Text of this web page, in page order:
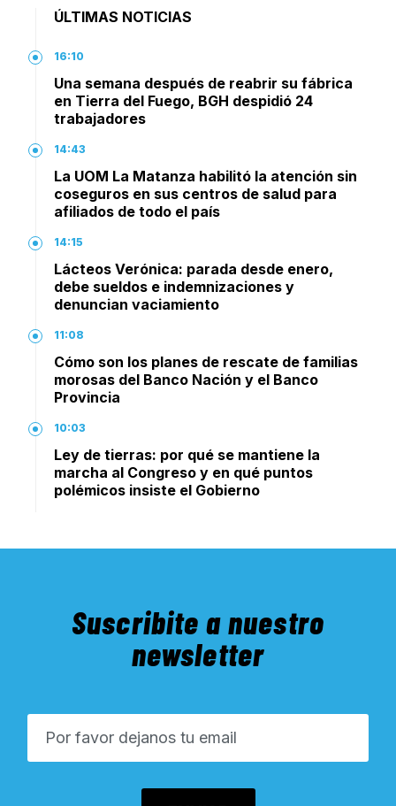
ÚLTIMAS NOTICIAS
16:10
Una semana después de reabrir su fábrica
en Tierra del Fuego, BGH despidió 24
trabajadores
14:43
La UOM La Matanza habilitó la atención sin
coseguros en sus centros de salud para
afiliados de todo el país
14:15
Lácteos Verónica: parada desde enero,
debe sueldos e indemnizaciones y
denuncian vaciamiento
11:08
Cómo son los planes de rescate de familias
morosas del Banco Nación y el Banco
Provincia
10:03
Ley de tierras: por qué se mantiene la
marcha al Congreso y en qué puntos
polémicos insiste el Gobierno
Suscribite a nuestro
newsletter